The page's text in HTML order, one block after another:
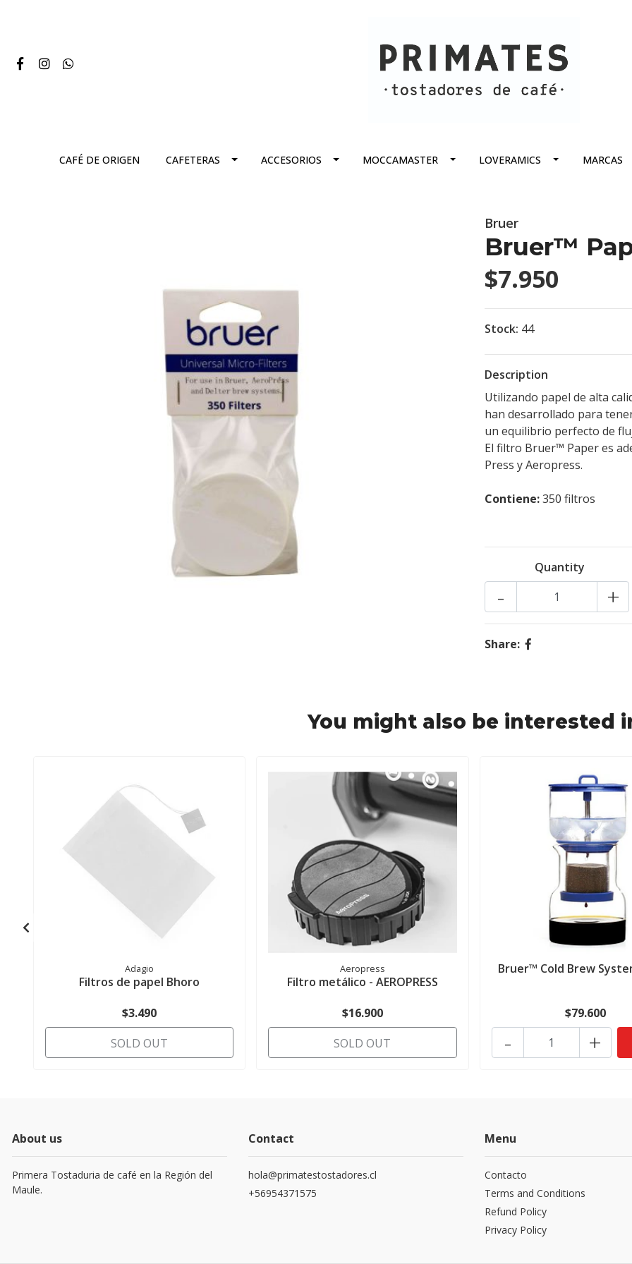
CAFÉ DE ORIGEN CAFETERAS ACCESORIOS MOCCAMASTER LOVERAMICS MARCAS
Bruer
Bruer™
$7.950
Stock: 44
Description
‎Utilizando papel de alta
han desarrollado para
un equilibrio perfecto de
‎El filtro Bruer™ Paper es
Press y Aeropress. ‎
‎Contiene:‎‎ 350 filtros‎
Quantity
+
-
Share:
You might also be interested
Adagio
Filtros de papel Bhoro
$3.490
SOLD OUT
Aeropress
Filtro metálico - AEROPRESS
$16.900
SOLD OUT
Bruer™ Cold Brew
$79.600
+
-
About us
Primera Tostaduria de café en la Región del
Maule.
Contact
hola@primatestostadores.cl
+56954371575
Menu
Contacto
Terms and Conditions
Refund Policy
Privacy Policy